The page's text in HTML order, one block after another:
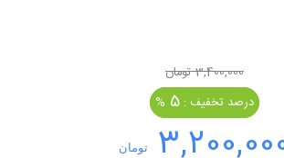
3,400,000 تومان
درصد تخفیف : 5
%
تومان